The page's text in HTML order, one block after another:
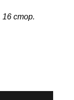
16 стор.